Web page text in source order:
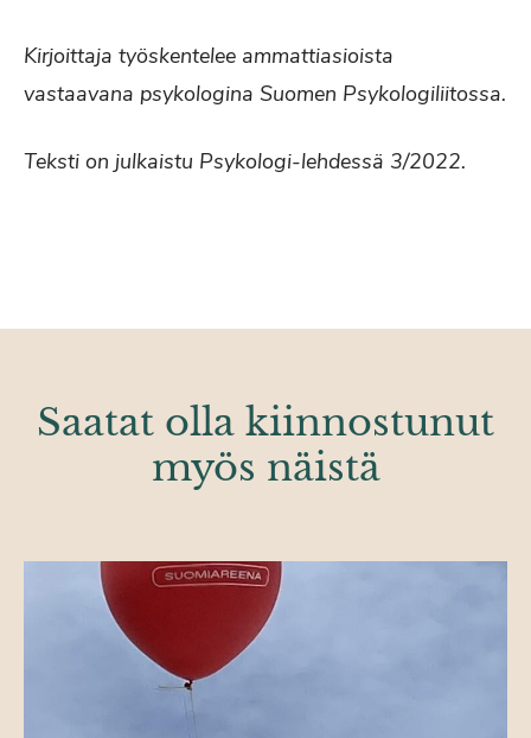
Kirjoittaja työskentelee ammattiasioista
vastaavana psykologina Suomen Psykologiliitossa.
Teksti on julkaistu Psykologi-lehdessä 3/2022.
Saatat olla kiinnostunut
myös näistä